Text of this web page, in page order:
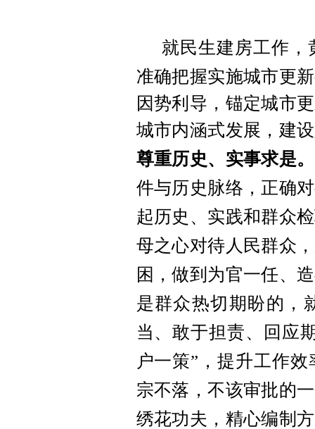
就民生建房工作，
准确把握实施城市更
因势利导，锚定城市
城市内涵式发展，建
尊重历史、实事求是。
件与历史脉络，正确
起历史、实践和群众
母之心对待人民群众
困，做到为官一任、
是群众热切期盼的，
当、敢于担责、回应
户一策”，提升工作
宗不落，不该审批的
绣花功夫，精心编制